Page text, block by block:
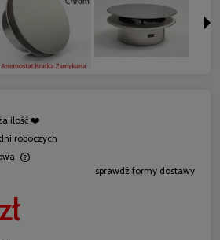
ilość ❤️
roboczych
kosztów płatnościsprawdź formy dostawy